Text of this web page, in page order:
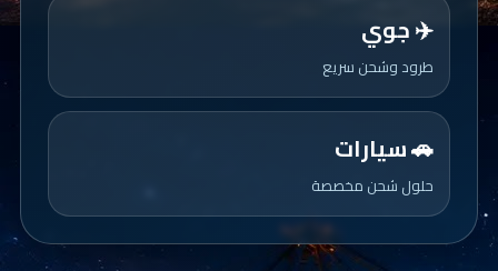
✈️ جوي
طرود وشحن سريع
🚗 سيارات
حلول شحن مخصصة